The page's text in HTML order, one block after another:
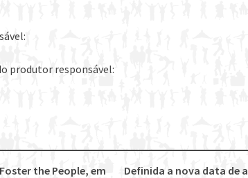
produtor responsável:
Definida a nova data de
the People, em